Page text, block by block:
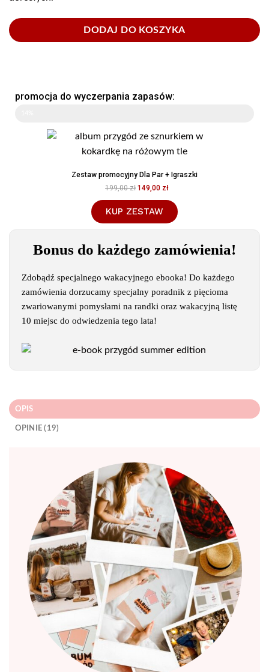
DODAJ DO KOSZYKA
promocja do wyczerpania zapasów:
Zestaw promocyjny Dla Par + Igraszki
199,00 zł 149,00 zł
KUP ZESTAW
Bonus do każdego zamówienia!
Zdobądź specjalnego wakacyjnego ebooka! Do każdego
zamówienia dorzucamy specjalny poradnik z pięcioma
zwariowanymi pomysłami na randki oraz wakacyjną listę
10 miejsc do odwiedzenia tego lata!
OPIS
OPINIE (19)